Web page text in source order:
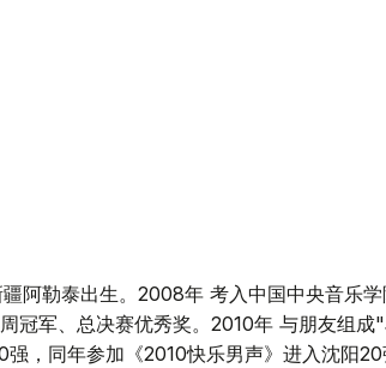
阿勒泰出生。2008年 考入中国中央音乐
冠军、总决赛优秀奖。2010年 与朋友组
，同年参加《2010快乐男声》进入沈阳